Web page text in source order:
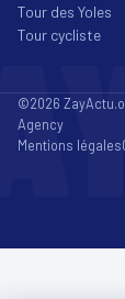
Tour des Yoles
Tour cycliste
©2026
Agency
Mentions légales